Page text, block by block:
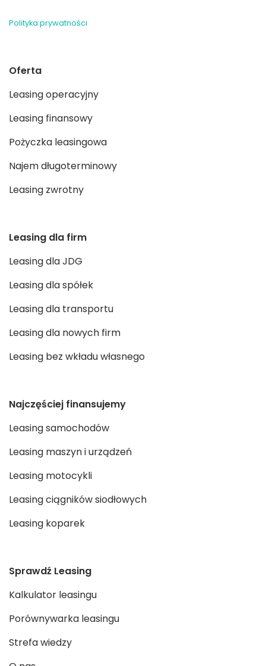
Polityka prywatności
Oferta
Leasing operacyjny
Leasing finansowy
Pożyczka leasingowa
Najem długoterminowy
Leasing zwrotny
Leasing dla firm
Leasing dla JDG
Leasing dla spółek
Leasing dla transportu
Leasing dla nowych firm
Leasing bez wkładu własnego
Najczęściej finansujemy
Leasing samochodów
Leasing maszyn i urządzeń
Leasing motocykli
Leasing ciągników siodłowych
Leasing koparek
Sprawdź Leasing
Kalkulator leasingu
Porównywarka leasingu
Strefa wiedzy